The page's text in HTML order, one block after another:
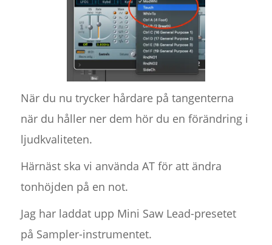
När du nu trycker hårdare på tangenterna
när du håller ner dem hör du en förändring i
ljudkvaliteten.
Härnäst ska vi använda AT för att ändra
tonhöjden på en not.
Jag har laddat upp Mini Saw Lead-presetet
på Sampler-instrumentet.